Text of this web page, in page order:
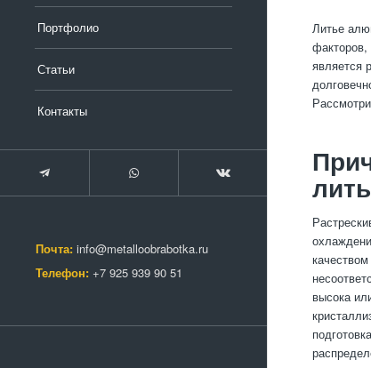
Портфолио
Статьи
Контакты
Почта: info@metalloobrabotka.ru
Телефон: +7 925 939 90 51
Литье
факторов,
является
высока